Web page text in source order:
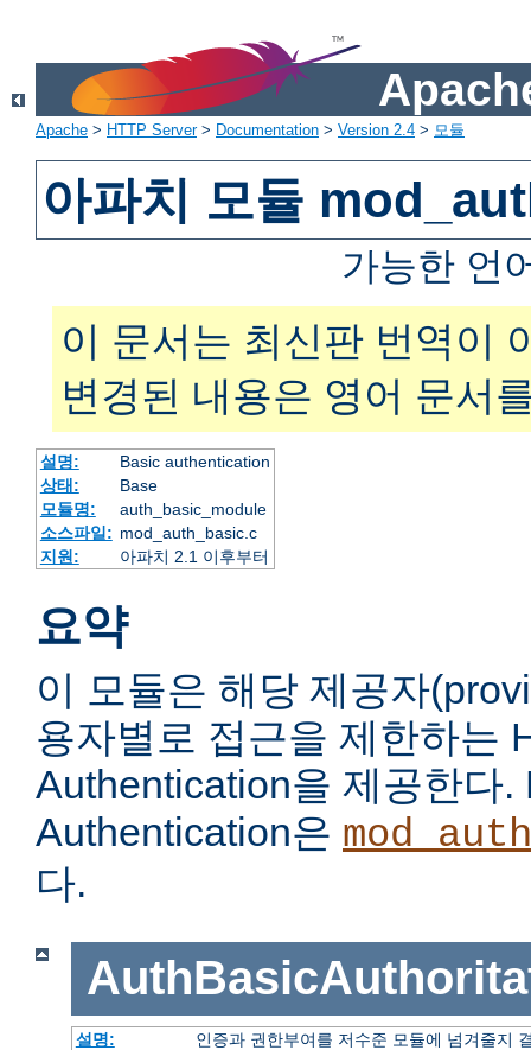
Apache > HTTP Server> Documentation > Version 2.4 > 모듈
아파치 모듈
가능한 언
이 문서는 최신판 번역이
변경된 내용은 영어 문서
설명:
Basic authentication
상태:
Base
모듈명:
auth_basic_module
소스파일: mod_auth_basic.c
지원:
아파치 2.1 이후부터
요약
이 모듈은 해당 제공자
용자별로 접근을 제한하는
Authentication을 제공한다.
Authentication은
다.
설명:
인증과 권한부여를 저수준 모듈에 넘겨줄지